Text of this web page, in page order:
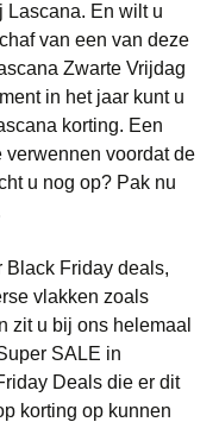
Lascana. En wilt u
van een van deze
Zwarte Vrijdag
in het jaar kunt u
korting. Een
verwennen voordat de
u nog op? Pak nu
Black Friday deals,
vlakken zoals
zit u bij ons helemaal
SALE in
Deals die er dit
korting op kunnen